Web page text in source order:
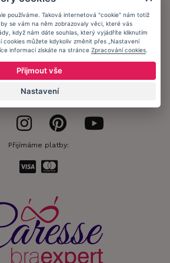
Obchodní podmínky
osobních údajů
s námi v kontaktu.
Přijímáme platby:
používáme. Taková internetová "cookie" nám totiž
se vám na něm zobrazovaly věci, které vás
když nám dáte souhlas, který vyjádříte kliknutím
cookies můžete kdykoliv změnit přes „Nastavení
informací získáte na stránce Zpracování cookies.
Přijmout vše
Nastavení